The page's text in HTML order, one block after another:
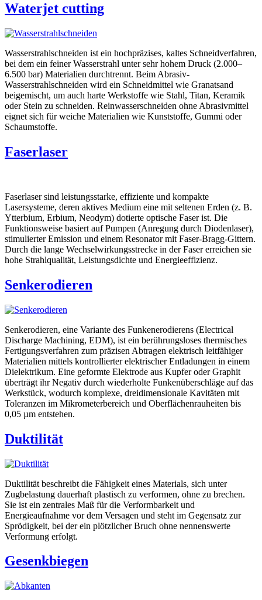
Waterjet cutting
Wasserstrahlschneiden ist ein hochpräzises, kaltes Schneidverfahren,
bei dem ein feiner Wasserstrahl unter sehr hohem Druck (2.000–
6.500 bar) Materialien durchtrennt. Beim Abrasiv-
Wasserstrahlschneiden wird ein Schneidmittel wie Granatsand
beigemischt, um auch harte Werkstoffe wie Stahl, Titan, Keramik
oder Stein zu schneiden. Reinwasserschneiden ohne Abrasivmittel
eignet sich für weiche Materialien wie Kunststoffe, Gummi oder
Schaumstoffe.
Faserlaser
Faserlaser sind leistungsstarke, effiziente und kompakte
Lasersysteme, deren aktives Medium eine mit seltenen Erden (z. B.
Ytterbium, Erbium, Neodym) dotierte optische Faser ist. Die
Funktionsweise basiert auf Pumpen (Anregung durch Diodenlaser),
stimulierter Emission und einem Resonator mit Faser-Bragg-Gittern.
Durch die lange Wechselwirkungsstrecke in der Faser erreichen sie
hohe Strahlqualität, Leistungsdichte und Energieeffizienz.
Senkerodieren
Senkerodieren, eine Variante des Funkenerodierens (Electrical
Discharge Machining, EDM), ist ein berührungsloses thermisches
Fertigungsverfahren zum präzisen Abtragen elektrisch leitfähiger
Materialien mittels kontrollierter elektrischer Entladungen in einem
Dielektrikum. Eine geformte Elektrode aus Kupfer oder Graphit
überträgt ihr Negativ durch wiederholte Funkenüberschläge auf das
Werkstück, wodurch komplexe, dreidimensionale Kavitäten mit
Toleranzen im Mikrometerbereich und Oberflächenrauheiten bis
0,05 µm entstehen.
Duktilität
Duktilität beschreibt die Fähigkeit eines Materials, sich unter
Zugbelastung dauerhaft plastisch zu verformen, ohne zu brechen.
Sie ist ein zentrales Maß für die Verformbarkeit und
Energieaufnahme vor dem Versagen und steht im Gegensatz zur
Sprödigkeit, bei der ein plötzlicher Bruch ohne nennenswerte
Verformung erfolgt.
Gesenkbiegen